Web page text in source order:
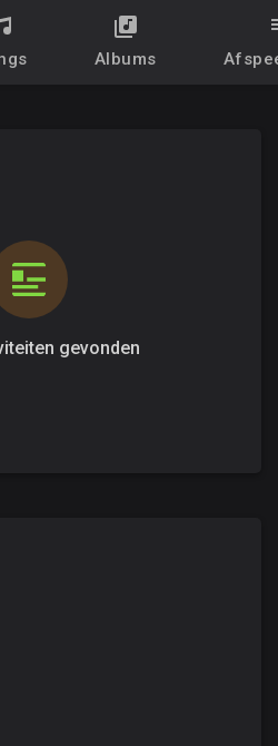
Albums
gevonden